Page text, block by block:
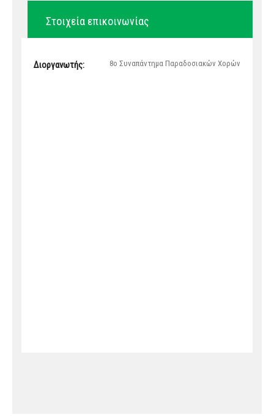
Στοιχεία επικοινωνίας
Διοργανωτής: 8ο Συναπάντημα Παραδοσιακών Χορών